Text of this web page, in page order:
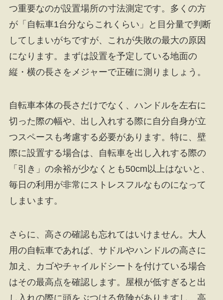
つ重要なのが設置場所の寸法測定です。多くの方
が「自転車1台分ならこれくらい」と目分量で判断
してしまいがちですが、これが失敗の最大の原因
になります。まずは設置を予定している地面の
縦・横の長さをメジャーで正確に測りましょう。
自転車本体の長さだけでなく、ハンドルを左右に
切った際の幅や、出し入れする際に自分自身が立
つスペースも考慮する必要があります。特に、壁
際に設置する場合は、自転車を出し入れする際の
「引き」の余裕が少なくとも50cm以上はないと、
毎日の利用が非常にストレスフルなものになって
しまいます。
さらに、高さの確認も忘れてはいけません。大人
用の自転車であれば、サドルやハンドルの高さに
加え、カゴやチャイルドシートを付けている場合
はその最高点を確認します。屋根が低すぎると出